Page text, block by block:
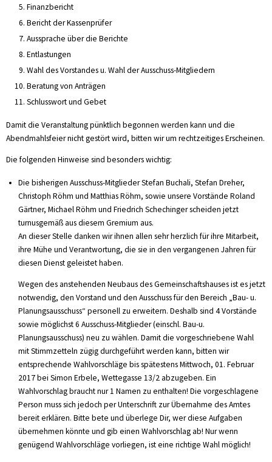
Finanzbericht
Bericht der Kassenprüfer
Aussprache über die Berichte
Entlastungen
Wahl des Vorstandes u. Wahl der Ausschuss-Mitgliedern
Beratung von Anträgen
Schlusswort und Gebet
Damit die Veranstaltung pünktlich begonnen werden kann und die
Abendmahlsfeier nicht gestört wird, bitten wir um rechtzeitiges Erscheinen.
Die folgenden Hinweise sind besonders wichtig:
Die bisherigen Ausschuss-Mitglieder Stefan Buchali, Stefan Dreher,
Christoph Röhm und Matthias Röhm, sowie unsere Vorstände Roland
Gärtner, Michael Röhm und Friedrich Schechinger scheiden jetzt
turnusgemäß aus diesem Gremium aus.
An dieser Stelle danken wir ihnen allen sehr herzlich für ihre Mitarbeit,
ihre Mühe und Verantwortung, die sie in den vergangenen Jahren für
diesen Dienst geleistet haben.
Wegen des anstehenden Neubaus des Gemeinschaftshauses ist es jetzt
notwendig, den Vorstand und den Ausschuss für den Bereich „Bau- u.
Planungsausschuss“ personell zu erweitern. Deshalb sind 4 Vorstände
sowie möglichst 6 Ausschuss-Mitglieder (einschl. Bau-u.
Planungsausschuss) neu zu wählen. Damit die vorgeschriebene Wahl
mit Stimmzetteln zügig durchgeführt werden kann, bitten wir
entsprechende Wahlvorschläge bis spätestens Mittwoch, 01. Februar
2017 bei Simon Erbele, Wettegasse 13/2 abzugeben. Ein
Wahlvorschlag braucht nur 1 Namen zu enthalten! Die vorgeschlagene
Person muss sich jedoch per Unterschrift zur Übernahme des Amtes
bereit erklären. Bitte bete und überlege Dir, wer diese Aufgaben
übernehmen könnte und gib einen Wahlvorschlag ab! Nur wenn
genügend Wahlvorschläge vorliegen, ist eine richtige Wahl möglich!